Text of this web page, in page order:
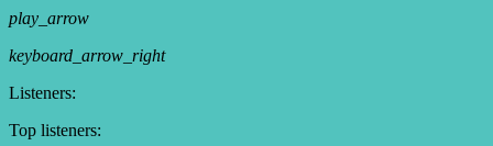
play_arrow
keyboard_arrow_right
Listeners:
Top listeners: